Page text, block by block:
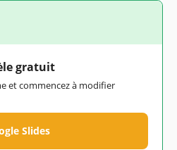
gratuit
et commencez à modifier
Slides